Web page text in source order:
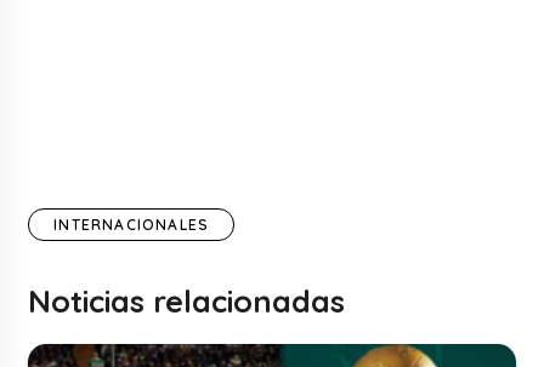
INTERNACIONALES
Noticias relacionadas